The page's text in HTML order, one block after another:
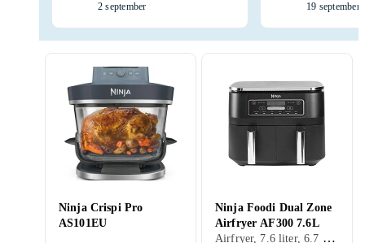
2 september 19 september
Ninja Crispi Pro
AS101EU
Ninja Foodi Dual Zone
Airfryer AF300 7.6L
Airfryer, 7.6 liter, 6.7 kg, Timer, Automatisk avstengning, Tåler oppvaskmaskin, Display, Signallampe, Dobbel firtyr kurv, Lett å rengjøre, 1690 W